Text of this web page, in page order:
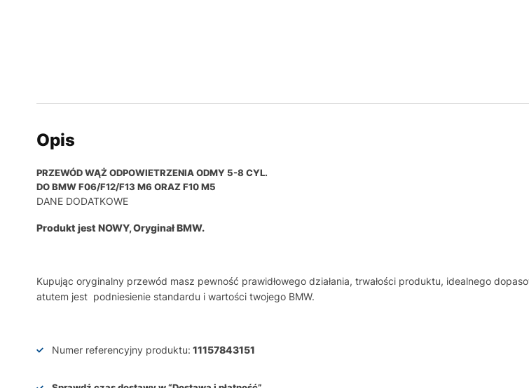
Opis
PRZEWÓD WĄŻ ODPOWIETRZENIA ODMY 5-8 CYL.
DO BMW F06/F12/F13 M6 ORAZ F10 M5
DANE DODATKOWE
Produkt jest NOWY, Oryginał BMW.
Kupując oryginalny przewód masz pewność prawidłowego działania, trwałości produktu, idealnego
atutem jest podniesienie standardu i wartości twojego BMW.
Numer referencyjny produktu: 11157843151